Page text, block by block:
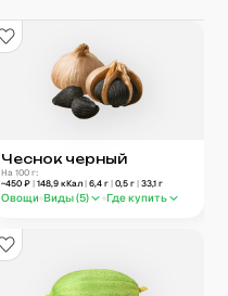
Чеснок черный
На 100 г:
~450 ₽ | 148,9 кКал | 6,4 г | 0,5 г | 33,1 г
Овощи Виды (5) Где купить